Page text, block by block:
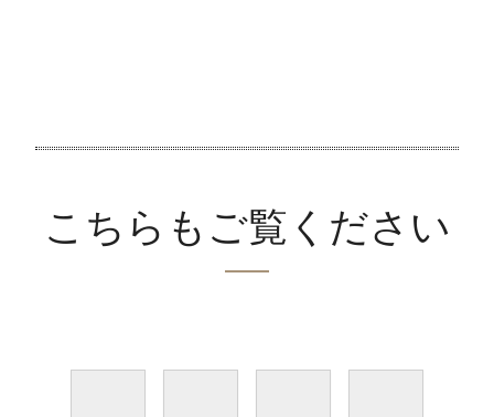
こちらもご覧ください